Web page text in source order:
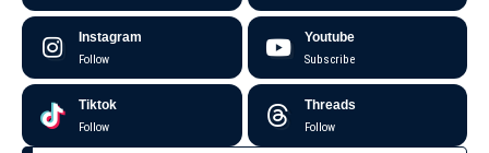
Instagram
Follow
Youtube
Subscribe
Tiktok
Follow
Threads
Follow